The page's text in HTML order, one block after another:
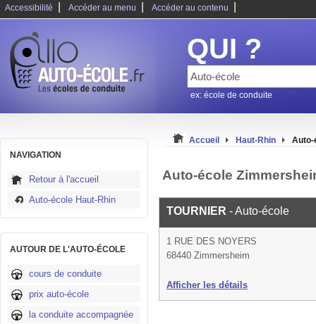
Accessibilité Accéder au menu Accéder au contenu
QUI ?
ex: école de conduite
NAVIGATION
Retour à l'accueil
Auto-école Haut-Rhin
AUTOUR DE L'AUTO-ÉCOLE
cours de conduite
prix auto-école
la conduite accompagnée
Accueil Haut-Rhin Auto-
Auto-école
TOURNIER - Auto-école
1 RUE DES NOYERS
68440 Zimmersheim
Afficher les détails